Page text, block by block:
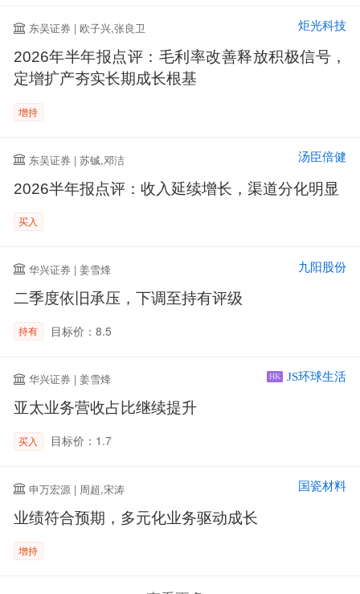
东吴证券 | 欧子兴,张良卫 炬光科技
2026年半年报点评：毛利率改善释放积极信号，
定增扩产夯实长期成长根基
增持
东吴证券 | 苏铖,邓洁 汤臣倍健
2026半年报点评：收入延续增长，渠道分化明显
买入
华兴证券 | 姜雪烽 九阳股份
二季度依旧承压，下调至持有评级
持有 目标价：8.5
华兴证券 | 姜雪烽 HK JS环球生活
亚太业务营收占比继续提升
买入 目标价：1.7
申万宏源 | 周超,宋涛 国瓷材料
业绩符合预期，多元化业务驱动成长
增持